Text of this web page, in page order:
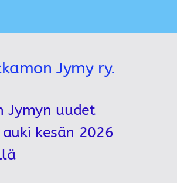
Jymy ry.
Jymyn uudet
kesän 2026